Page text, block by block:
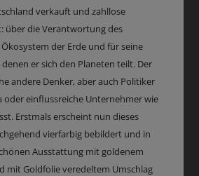
verkauft und zahllose
über die Verantwortung des
der Erde und für seine
er sich den Planeten teilt. Der
andere Denker, aber auch Politiker
oder einflussreiche Unternehmer wie
Erstmals erscheint nun dieses
vierfarbig bebildert und in
Ausstattung mit goldenem
mit Goldfolie veredeltem Umschlag